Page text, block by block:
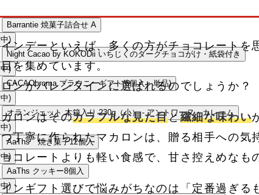
Barrantie 焼菓子詰合せ A
)
Night Cacao by KOKODii いちじくのダークチョコがけ・紙袋付き
)
CACAObroma ブラウニーギフト(6個入・単品)
)
オランジェット 木箱入り 230g（小） - アントワーヌ・カレーム
)
AaThs 焼き菓子12個入
)
AaThs クッキー8個入
)
ンデーといえば、多くの方がチョコレート
を集めています。
ンがバレンタインに選ばれるのでしょうか？
ロンはそのカラフルな見た目と繊細な味わい
丁寧に作られたマカロンは、贈る相手への気
コレートよりも軽い食感で、甘さ控えめなも
ンギフト選びで悩みがちなのは「定番過ぎる